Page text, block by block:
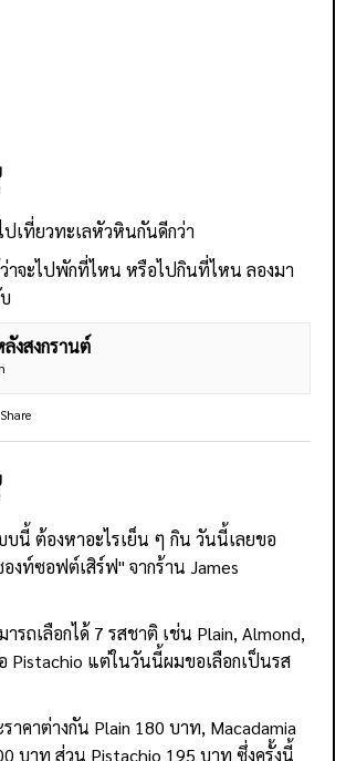
เที่ยวทะเลหัวหินกันดีกว่า
าจะไปพักที่ไหน หรือไปกินที่ไหน ลองมา
งสงกรานต์
Share
บนี้ ต้องหาอะไรเย็น ๆ กิน วันนี้เลยขอ
งท์ซอฟต์เสิร์ฟ" จากร้าน James
รถเลือกได้ 7 รสชาติ เช่น Plain, Almond,
Pistachio แต่ในวันนี้ผมขอเลือกเป็นรส
าคาต่างกัน Plain 180 บาท, Macadamia
บาท ส่วน Pistachio 195 บาท ซึ่งครั้งนี้